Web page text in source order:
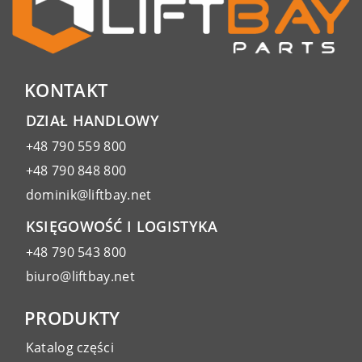
KONTAKT
DZIAŁ HANDLOWY
+48 790 559 800
+48 790 848 800
dominik@liftbay.net
KSIĘGOWOŚĆ I LOGISTYKA
+48 790 543 800
biuro@liftbay.net
PRODUKTY
Katalog części